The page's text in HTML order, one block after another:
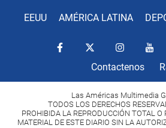
EEUU AMÉRICA LATINA
Contactenos
Las Américas Multimedia
TODOS LOS DERECHOS
PROHIBIDA LA REPRODUCCIÓN TOTAL O
MATERIAL DE ESTE DIARIO SIN LA